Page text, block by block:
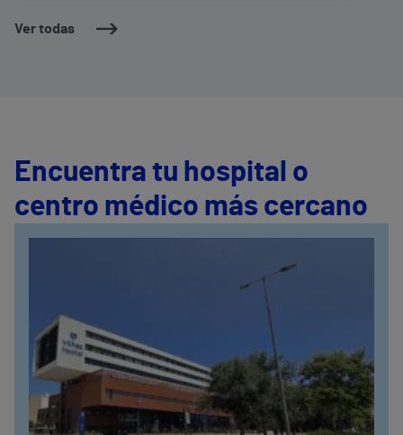
Ver todas
Encuentra tu hospital o
centro médico más cercano